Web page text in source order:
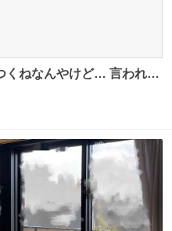
んやけど… 言われる
ふわふわで食べ応えある
ット中でも